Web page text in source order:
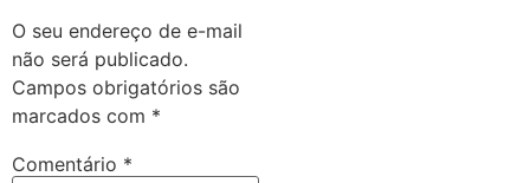
O seu endereço de e-mail
não será publicado.
Campos obrigatórios são
marcados com *
Comentário *